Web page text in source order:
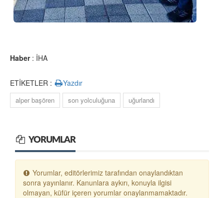
Haber: İHA
ETİKETLER : Yazdır
alper başören son yolculuğuna uğurlandı
YORUMLAR
Yorumlar, editörlerimiz tarafından onaylandıktan
sonra yayınlanır. Kanunlara aykırı, konuyla ilgisi
olmayan, küfür içeren yorumlar onaylanmamaktadır.